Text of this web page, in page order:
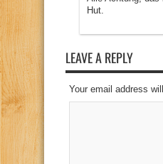
Hut.
LEAVE A REPLY
Your email address